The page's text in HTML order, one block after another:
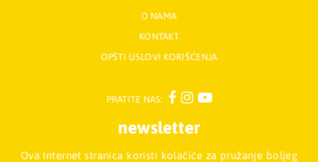
Ova Internet stranica koristi kolačiće za pružanje boljeg
O NAMA
KONTAKT
OPŠTI USLOVI KORIŠĆENJA
PRATITE NAS:
newsletter
Prijavite se na naš Newsletter